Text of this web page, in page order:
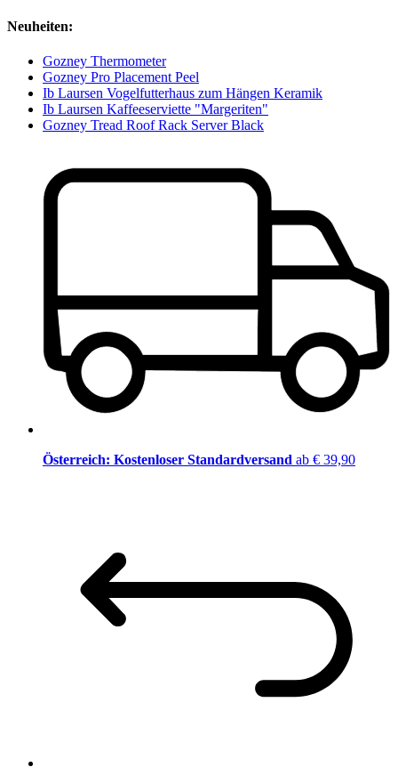
Neuheiten:
Gozney Thermometer
Gozney Pro Placement Peel
Ib Laursen Vogelfutterhaus zum Hängen Keramik
Ib Laursen Kaffeeserviette "Margeriten"
Gozney Tread Roof Rack Server Black
Österreich: Kostenloser Standardversand ab € 39,90